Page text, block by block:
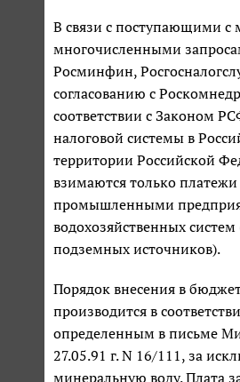
В связи с поступающими с
многочисленными
Росминфин,
согласованию с
соответствии с Законом
налоговой системы в
территории Российской
взимаются только
промышленными
водохозяйственных
подземных источников).
Порядок внесения в
производится в
определенным в письме
27.05.91 г. N 16/111, за
минеральную воду. Плата